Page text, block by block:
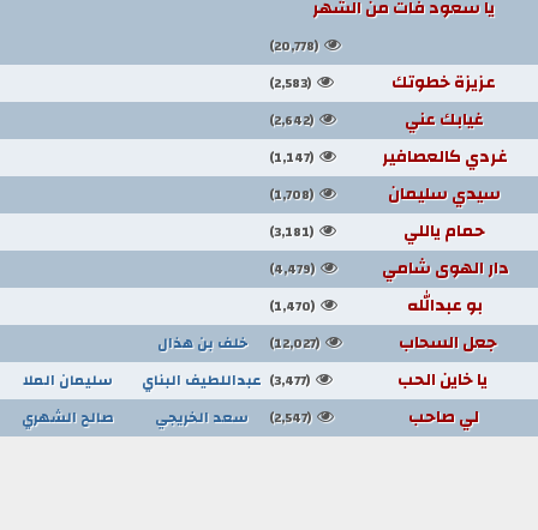
يا سعود فات من الشهر
(20,778)
عزيزة خطوتك (2,583)
غيابك عني (2,642)
غردي كالعصافير (1,147)
سيدي سليمان (1,708)
حمام ياللي (3,181)
دار الهوى شامي (4,479)
بو عبدالله (1,470)
جعل السحاب (12,027) خلف بن هذال
يا خاين الحب (3,477) عبداللطيف البناي سليمان الملا
لي صاحب (2,547) سعد الخريجي صالح الشهري